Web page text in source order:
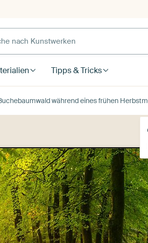
Tipps & Tricks
während eines frühen Herbstmorgens